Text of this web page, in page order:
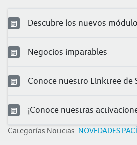
Descubre los nuevos
Negocios imparables
Conoce nuestro Linktree de
¡Conoce nuestras
Categorías Noticias: NOVEDADES